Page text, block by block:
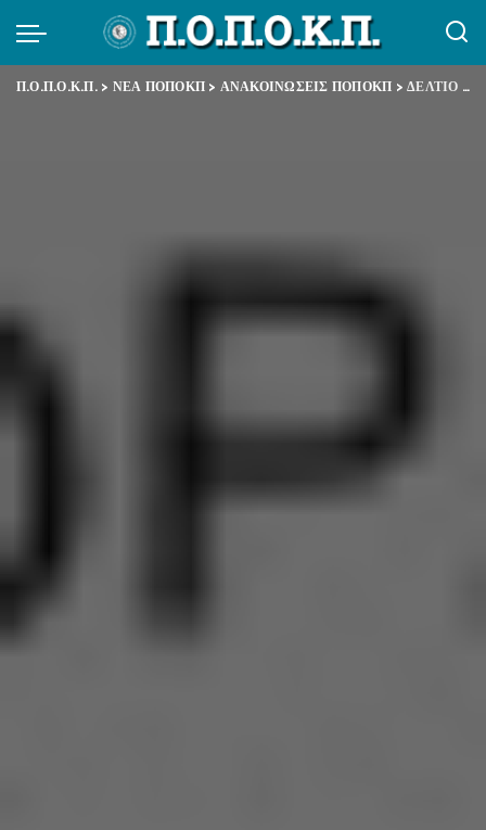
Π.Ο.Π.Ο.Κ.Π.> ΝΕΑ ΠΟΠΟΚΠ > ΑΝΑΚΟΙΝΩΣΕΙΣ ΠΟΠΟΚΠ >ΔΕΛΤΙΟ ΤΥΠΟΥ ΠΟΠΟΚΠ – ΠΟΣΕ ΙΚΑ ΕΤΑΜ